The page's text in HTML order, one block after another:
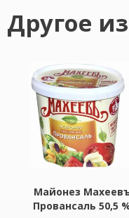
Другое
Майонез
Провансаль 50,5